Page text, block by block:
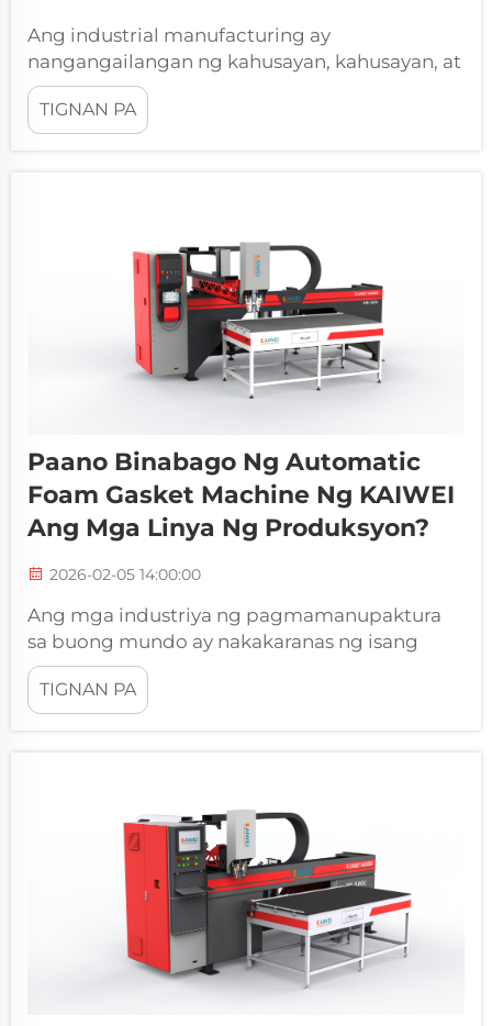
Ang industrial manufacturing ay
nangangailangan ng kahusayan, kahusayan, at
pare-parehong kalidad sa bawat proseso.
Kapag ang usapan ay tungkol sa paglikha ng
maaasahang solusyon sa pagse-seal para sa
modernong pamantayan sa produksyon...
TIGNAN PA
Paano Binabago Ng Automatic
Foam Gasket Machine Ng KAIWEI
Ang Mga Linya Ng Produksyon?
2026-02-05 14:00:00
Ang mga industriya ng pagmamanupaktura
sa buong mundo ay nakakaranas ng isang
rebolusyonaryong pagbabago patungo sa
awtomatikong proseso, kung saan ang pagse-
seal at produksyon ng gasket ang
TIGNAN PA